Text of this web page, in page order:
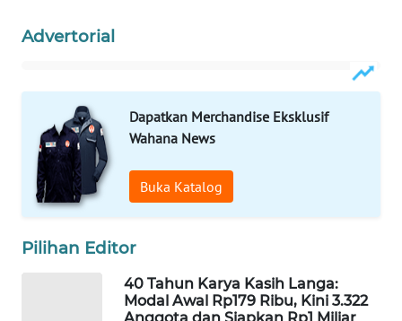
Advertorial
Dapatkan Merchandise Eksklusif
Wahana News
Buka Katalog
Pilihan Editor
40 Tahun Karya Kasih Langa:
Modal Awal Rp179 Ribu, Kini 3.322
MAWAKA
MARTABAT
NET
PLN
WATCH
MKLI